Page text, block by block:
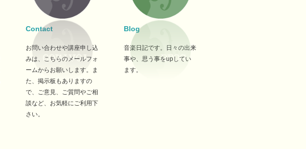
Contact
お問い合わせや講座申し込
みは、こちらのメールフォ
ームからお願いします。ま
た、掲示板もありますの
で、ご意見、ご質問やご相
談など、お気軽にご利用下
さい。
Blog
音楽日記です。日々の出来
事や、思う事をupしてい
ます。